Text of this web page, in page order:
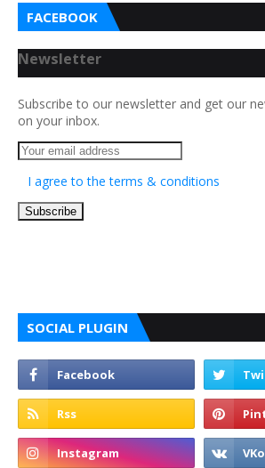
FACEBOOK
Newsletter
Subscribe to our newsletter and get our
on your inbox.
I agree to the terms & conditions
SOCIAL PLUGIN